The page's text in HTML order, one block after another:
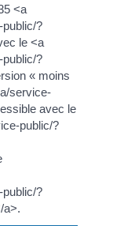
<a
?
le <a
?
« moins
service-
avec le
public/?
?
a>.